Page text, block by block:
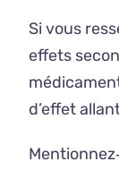
Si vous
effets
d’effet